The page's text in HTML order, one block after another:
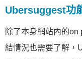
Ubersuggest功
除了本身網站內的
結情況也需要了解，